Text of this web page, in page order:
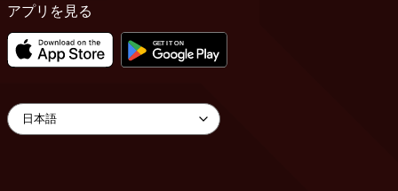
アプリを見る